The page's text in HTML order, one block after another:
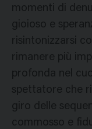
momenti di
gioioso e
risintonizzarsi
rimanere più
profonda nel
spettatore che
giro delle
commosso e